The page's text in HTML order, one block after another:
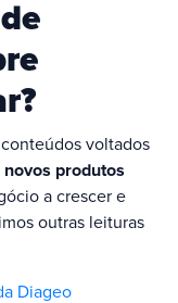
voltados
novos produtos
a crescer e
outras leituras
Diageo